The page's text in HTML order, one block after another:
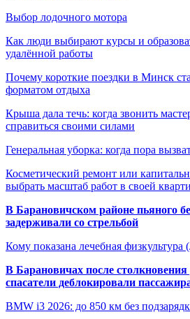
Выбор лодочного мотора
Как люди выбирают курсы и
удалённой работы
Почему короткие поездки в Минск
форматом отдыха
Крыша дала течь: когда звонить
справиться своими силами
Генеральная уборка: когда пора
Косметический ремонт или
выбрать масштаб работ в своей
В Барановичском районе пьяного
задерживали со стрельбой
Кому показана лечебная
В Барановичах после
спасатели деблокировали
BMW i3 2026: до 850 км без